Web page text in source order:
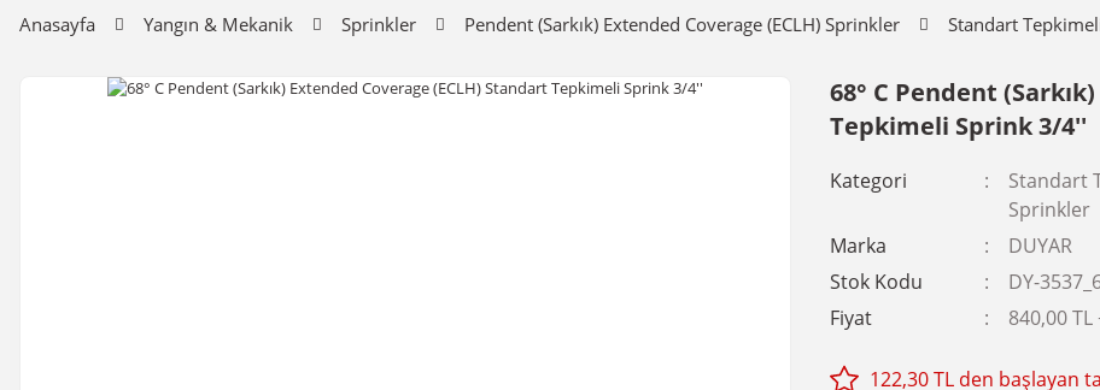
Anasayfa Yangın & Mekanik Sprinkler Pendent (Sarkık) Extended Coverage (ECLH) Sprinkler Standart
68° C Pendent
Tepkimeli Sprink 3/4''
Kategori
Standart
Sprinkler
Marka
DUYAR
Stok Kodu
DY-
Fiyat
840,00 TL
122,30 TL den başlayan